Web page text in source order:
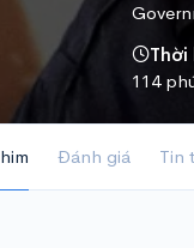
Thời
114
Đánh giá Tin